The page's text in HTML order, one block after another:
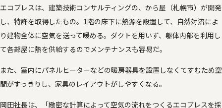
エコブレスは、建築技術コンサルティングの、から屋（札幌市）が開発
し、特許を取得したもの。1階の床下に熱源を設置して、自然対流によ
り建物全体に空気を送って暖める。ダクトを用いず、躯体内部を利用し
て各部屋に熱を供給するのでメンテナンスも容易だ。
また、室内にパネルヒーターなどの暖房器具を設置しなくてすむため空
間がすっきりし、家具のレイアウトがしやすくなる。
岡田社長は、「緻密な計算によって空気の流れをつくるエコブレスを採